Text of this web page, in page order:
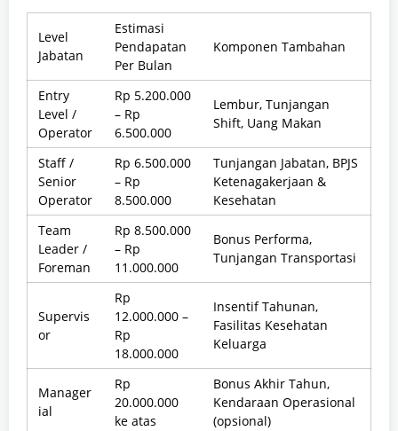
Level
Jabatan
Estimasi
Pendapatan
Per Bulan
Komponen Tambahan
Entry
Level /
Operator
Rp 5.200.000
– Rp
6.500.000
Lembur, Tunjangan
Shift, Uang Makan
Staff /
Senior
Operator
Rp 6.500.000
– Rp
8.500.000
Tunjangan Jabatan, BPJS
Ketenagakerjaan &
Kesehatan
Team
Leader /
Foreman
Rp 8.500.000
– Rp
11.000.000
Bonus Performa,
Tunjangan Transportasi
Supervis
or
Rp
12.000.000 –
Rp
18.000.000
Insentif Tahunan,
Fasilitas Kesehatan
Keluarga
Manager
ial
Rp
20.000.000
ke atas
Bonus Akhir Tahun,
Kendaraan Operasional
(opsional)